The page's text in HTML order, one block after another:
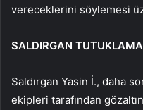
vereceklerini söylemesi
SALDIRGAN
Saldırgan Yasin İ., daha
ekipleri tarafından